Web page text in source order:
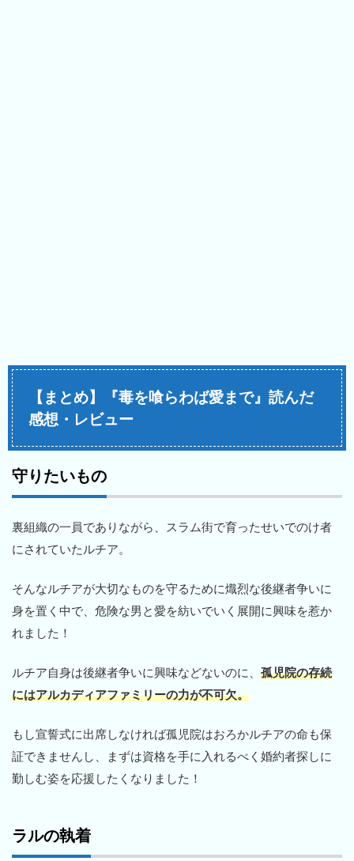
【まとめ】『毒を喰らわば愛まで』読んだ
感想・レビュー
守りたいもの
裏組織の一員でありながら、スラム街で育ったせいでのけ者
にされていたルチア。
そんなルチアが大切なものを守るために熾烈な後継者争いに
身を置く中で、危険な男と愛を紡いでいく展開に興味を惹か
れました！
ルチア自身は後継者争いに興味などないのに、 孤児院の存続
にはアルカディアファミリーの力が不可欠。
もし宣誓式に出席しなければ孤児院はおろかルチアの命も保
証できませんし、まずは資格を手に入れるべく婚約者探しに
勤しむ姿を応援したくなりました！
ラルの執着